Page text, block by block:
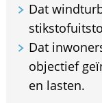
Dat
Dat
objectief
en lasten.